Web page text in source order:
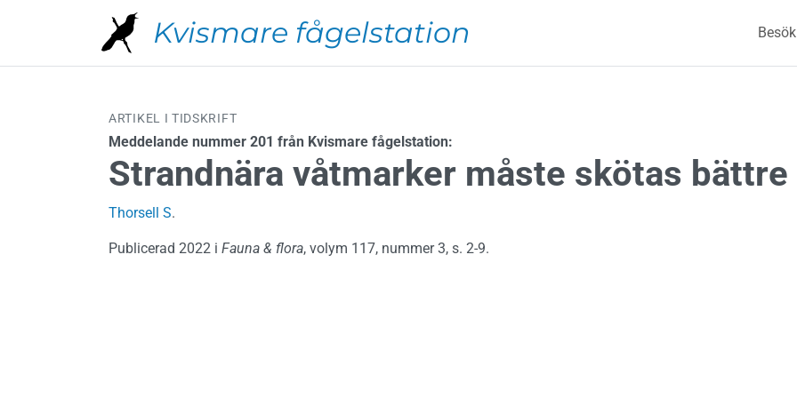
Hoppa till huvudinnehåll
Kvismare fågelstation Besök
ARTIKEL I TIDSKRIFT
Meddelande nummer 201 från Kvismare fågelstation:
Strandnära våtmarker måste skötas bättre
Thorsell S.
Publicerad 2022 i Fauna & flora, volym 117, nummer 3, s. 2-9.